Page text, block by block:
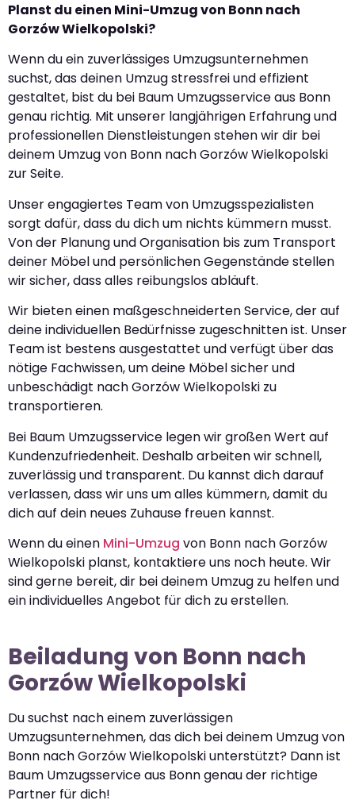
Planst du einen Mini-Umzug von Bonn nach
Gorzów Wielkopolski?
Wenn du ein zuverlässiges Umzugsunternehmen
suchst, das deinen Umzug stressfrei und effizient
gestaltet, bist du bei Baum Umzugsservice aus Bonn
genau richtig. Mit unserer langjährigen Erfahrung und
professionellen Dienstleistungen stehen wir dir bei
deinem Umzug von Bonn nach Gorzów Wielkopolski
zur Seite.
Unser engagiertes Team von Umzugsspezialisten
sorgt dafür, dass du dich um nichts kümmern musst.
Von der Planung und Organisation bis zum Transport
deiner Möbel und persönlichen Gegenstände stellen
wir sicher, dass alles reibungslos abläuft.
Wir bieten einen maßgeschneiderten Service, der auf
deine individuellen Bedürfnisse zugeschnitten ist. Unser
Team ist bestens ausgestattet und verfügt über das
nötige Fachwissen, um deine Möbel sicher und
unbeschädigt nach Gorzów Wielkopolski zu
transportieren.
Bei Baum Umzugsservice legen wir großen Wert auf
Kundenzufriedenheit. Deshalb arbeiten wir schnell,
zuverlässig und transparent. Du kannst dich darauf
verlassen, dass wir uns um alles kümmern, damit du
dich auf dein neues Zuhause freuen kannst.
Wenn du einen Mini-Umzug von Bonn nach Gorzów
Wielkopolski planst, kontaktiere uns noch heute. Wir
sind gerne bereit, dir bei deinem Umzug zu helfen und
ein individuelles Angebot für dich zu erstellen.
Beiladung von Bonn nach
Gorzów Wielkopolski
Du suchst nach einem zuverlässigen
Umzugsunternehmen, das dich bei deinem Umzug von
Bonn nach Gorzów Wielkopolski unterstützt? Dann ist
Baum Umzugsservice aus Bonn genau der richtige
Partner für dich!